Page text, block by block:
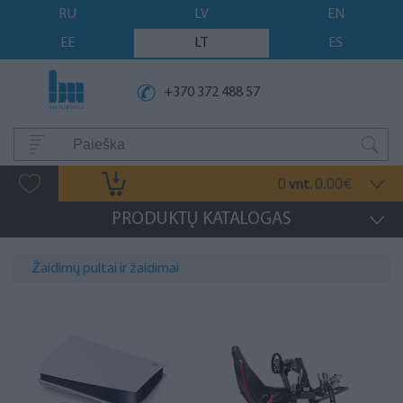
RU LV
EN
EE
LT ES
+370 372 488 57
0 vnt. 0.00€
PRODUKTŲ KATALOGAS
Žaidimų pultai ir žaidimai